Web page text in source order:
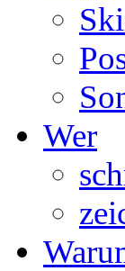
Wer